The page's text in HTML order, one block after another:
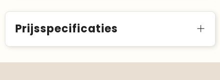
Prijsspecificaties